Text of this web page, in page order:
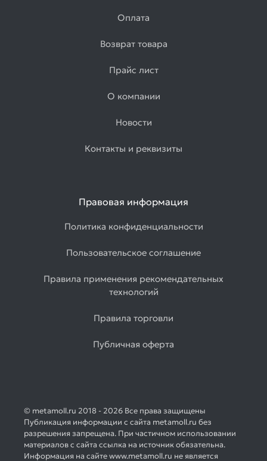
Оплата
Возврат товара
Прайс лист
О компании
Новости
Контакты и реквизиты
Правовая информация
Политика конфиденциальности
Пользовательское соглашение
Правила применения рекомендательных
технологий
Правила торговли
Публичная оферта
© metamoll.ru 2018 - 2026 Все права защищены
Публикация информации с сайта metamoll.ru без
разрешения запрещена. При частичном использовании
материалов с сайта ссылка на источник обязательна.
Информация на сайте www.metamoll.ru не является